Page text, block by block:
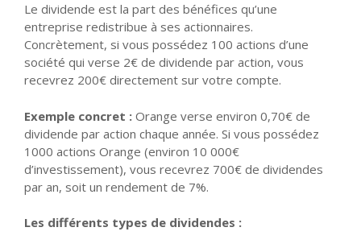
Le dividende est la part des bénéfices qu’une
entreprise redistribue à ses actionnaires.
Concrètement, si vous possédez 100 actions d’une
société qui verse 2€ de dividende par action, vous
recevrez 200€ directement sur votre compte.
Exemple concret : Orange verse environ 0,70€ de
dividende par action chaque année. Si vous possédez
1000 actions Orange (environ 10 000€
d’investissement), vous recevrez 700€ de dividendes
par an, soit un rendement de 7%.
Les différents types de dividendes :